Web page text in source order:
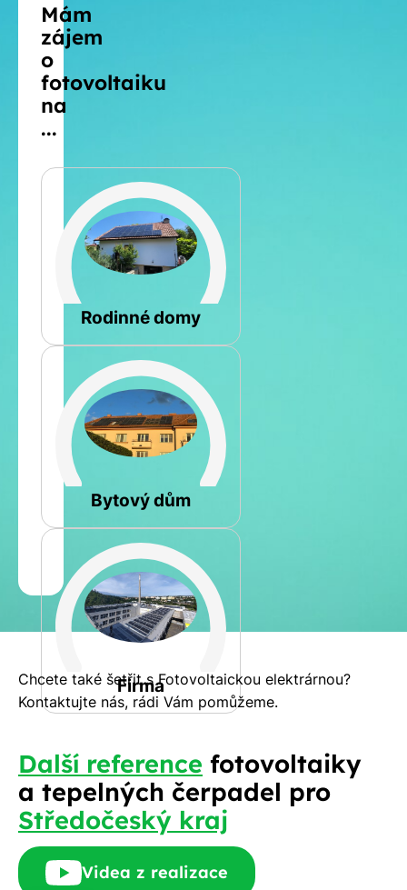
Mám
zájem
o
fotovoltaiku
na
...
Rodinné domy
Bytový dům
Firma
Šikmá
Jiná
Spočítat
kalkulaci
Jméno
a
příjmení
Telefon
mail
Rádi
Vám
Chcete také šetřit s Fotovoltaickou elektrárnou?
Kontaktujte nás, rádi Vám pomůžeme.
Další reference fotovoltaiky
a tepelných čerpadel pro
Středočeský kraj
Videa z realizace